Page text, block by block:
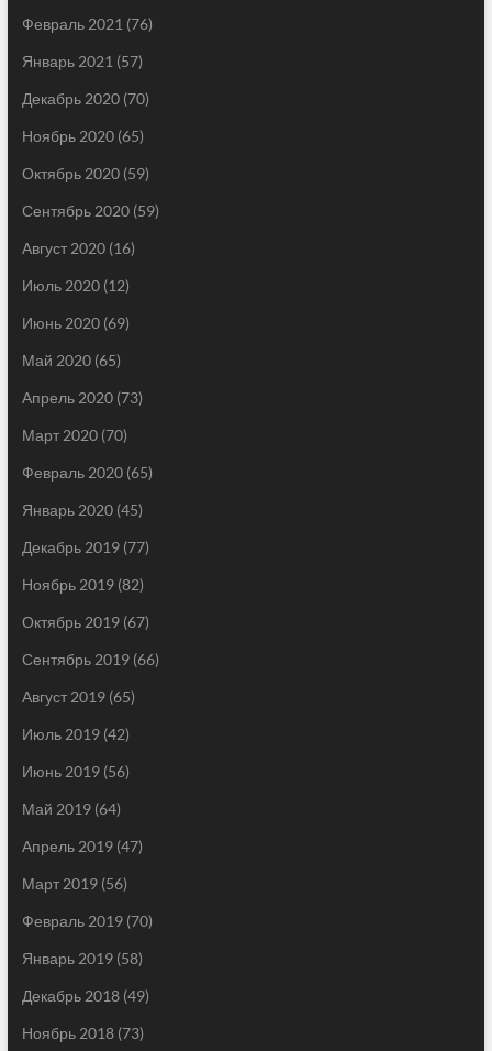
Февраль 2021 (76)
Январь 2021 (57)
Декабрь 2020(70)
Ноябрь 2020(65)
Октябрь 2020(59)
Сентябрь 2020(59)
Август 2020(16)
Июль 2020(12)
Июнь 2020(69)
Май 2020(65)
Апрель 2020(73)
Март 2020(70)
Февраль 2020(65)
Январь 2020(45)
Декабрь 2019(77)
Ноябрь 2019(82)
Октябрь 2019(67)
Сентябрь 2019(66)
Август 2019(65)
Июль 2019(42)
Июнь 2019(56)
Май 2019(64)
Апрель 2019(47)
Март 2019(56)
Февраль 2019(70)
Январь 2019(58)
Декабрь 2018(49)
Ноябрь 2018(73)